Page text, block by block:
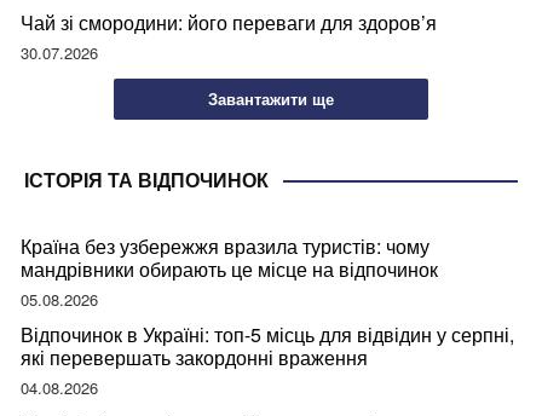
Чай зі смородини: його переваги для здоров’я
30.07.2026
Завантажити ще
ІСТОРІЯ ТА ВІДПОЧИНОК
Країна без узбережжя вразила туристів: чому
мандрівники обирають це місце на відпочинок
05.08.2026
Відпочинок в Україні: топ-5 місць для відвідин у серпні,
які перевершать закордонні враження
04.08.2026